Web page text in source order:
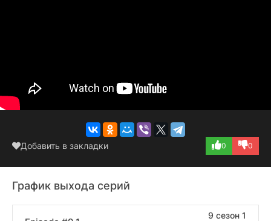
Добавить в закладки 0 0
График выхода серий
9 сезон 1